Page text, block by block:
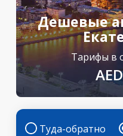
Дешевые
Тарифы в
Туда-обратно